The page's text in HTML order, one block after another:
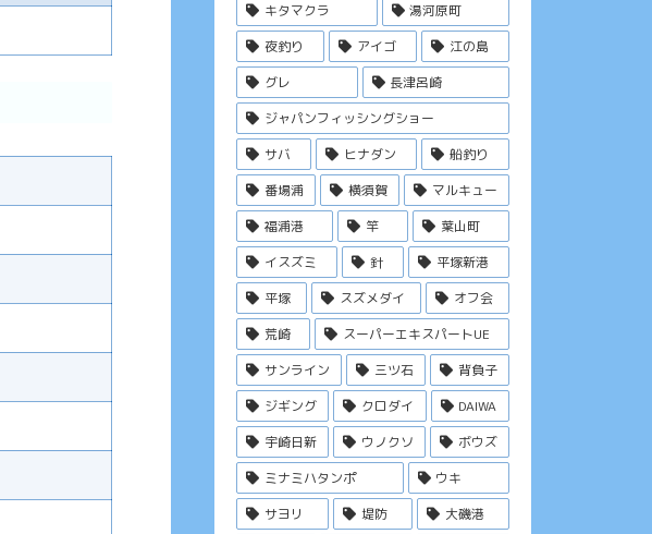
キタマクラ
湯河原町
夜釣り
アイゴ
江の島
グレ
長津呂崎
ジャパンフィッシングショー
サバ
ヒナダン
船釣り
番場浦
横須賀
マルキュー
福浦港
竿
葉山町
イスズミ
針
平塚新港
平塚
スズメダイ
オフ会
荒崎
スーパーエキスパートUE
サンライン
三ツ石
背負子
ジギング
クロダイ
DAIWA
宇崎日新
ウノクソ
ボウズ
ミナミハタンポ
ウキ
サヨリ
堤防
大磯港